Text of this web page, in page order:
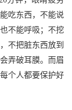
吃东西，不能说
不能呼吸；不挖
不把脏东西放到
弄破耳膜。而眉
个人都要保护好